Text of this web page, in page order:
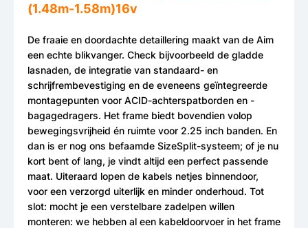
(1.48m-1.58m)16v
De fraaie en doordachte detaillering maakt van de Aim
een echte blikvanger. Check bijvoorbeeld de gladde
lasnaden, de integratie van standaard- en
schrijfrembevestiging en de eveneens geïntegreerde
montagepunten voor ACID-achterspatborden en -
bagagedragers. Het frame biedt bovendien volop
bewegingsvrijheid én ruimte voor 2.25 inch banden. En
dan is er nog ons befaamde SizeSplit-systeem; of je nu
kort bent of lang, je vindt altijd een perfect passende
maat. Uiteraard lopen de kabels netjes binnendoor,
voor een verzorgd uiterlijk en minder onderhoud. Tot
slot: mocht je een verstelbare zadelpen willen
monteren: we hebben al een kabeldoorvoer in het frame